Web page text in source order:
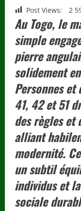
Post Views: 2
Au Togo, le
simple
pierre
solidement
Personnes
41, 42 et 51
des règles et
alliant
modernité.
un subtil
individus et
sociale